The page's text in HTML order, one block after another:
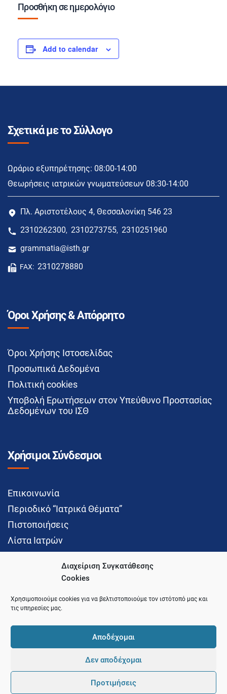
Διαχείριση Συγκατάθεσης
Cookies
Χρησιμοποιούμε cookies για να βελτιστοποιούμε τον ιστότοπό μας και
τις υπηρεσίες μας.
Αποδέχομαι
Δεν αποδέχομαι
Προτιμήσεις
Προσθήκη σε ημερολόγιο
Add to calendar
Σχετικά με το Σύλλογο
Ωράριο εξυπηρέτησης: 08:00-14:00
Θεωρήσεις ιατρικών γνωματεύσεων 08:30-14:00
Πλ. Αριστοτέλους 4, Θεσσαλονίκη 546 23
2310262300, 2310273755, 2310251960
grammatia@isth.gr
FAX: 2310278880
Όροι Χρήσης & Απόρρητο
Όροι Χρήσης Ιστοσελίδας
Προσωπικά Δεδομένα
Πολιτική cookies
Υποβολή Ερωτήσεων στον Υπεύθυνο Προστασίας
Δεδομένων του ΙΣΘ
Χρήσιμοι Σύνδεσμοι
Επικοινωνία
Περιοδικό “Ιατρικά Θέματα”
Πιστοποιήσεις
Λίστα Ιατρών
Social Media
© 2021 Ιατρικός Σύλλογος Θεσσαλονίκης